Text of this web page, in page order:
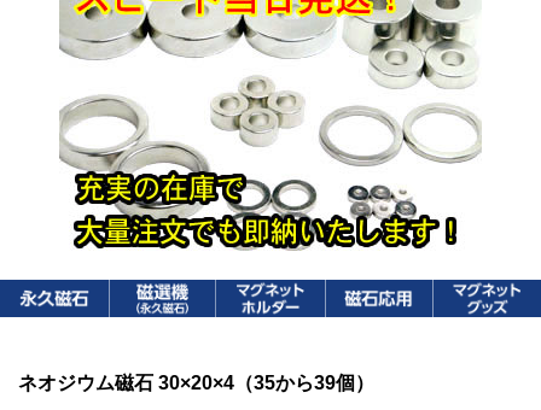
ネオジウム磁石 30×20×4（35から39個）